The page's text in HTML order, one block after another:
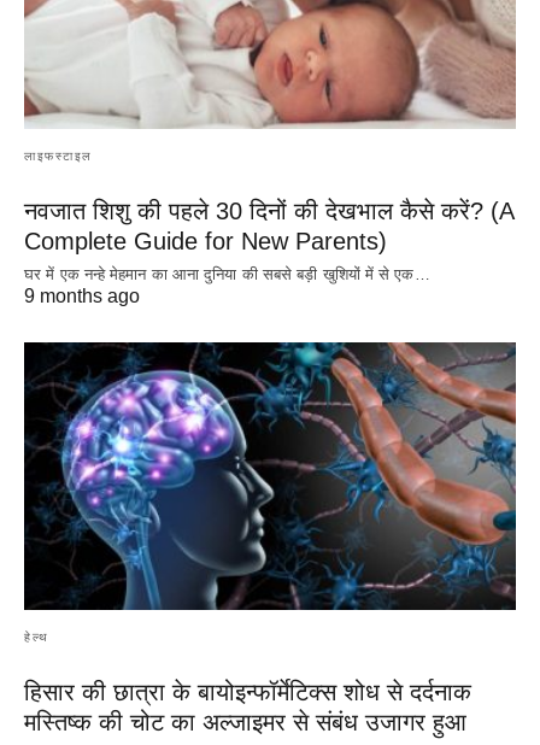
लाइफस्टाइल
नवजात शिशु की पहले 30 दिनों की देखभाल कैसे करें? (A
Complete Guide for New Parents)
घर में एक नन्हे मेहमान का आना दुनिया की सबसे बड़ी खुशियों में से एक…
9 months ago
हेल्थ
हिसार की छात्रा के बायोइन्फॉर्मेटिक्स शोध से दर्दनाक
मस्तिष्क की चोट का अल्जाइमर से संबंध उजागर हुआ